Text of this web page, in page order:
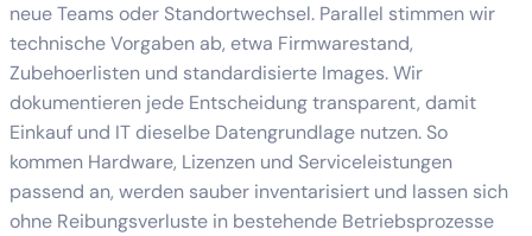
neue Teams oder Standortwechsel. Parallel stimmen wir
technische Vorgaben ab, etwa Firmwarestand,
Zubehoerlisten und standardisierte Images. Wir
dokumentieren jede Entscheidung transparent, damit
Einkauf und IT dieselbe Datengrundlage nutzen. So
kommen Hardware, Lizenzen und Serviceleistungen
passend an, werden sauber inventarisiert und lassen sich
ohne Reibungsverluste in bestehende Betriebsprozesse